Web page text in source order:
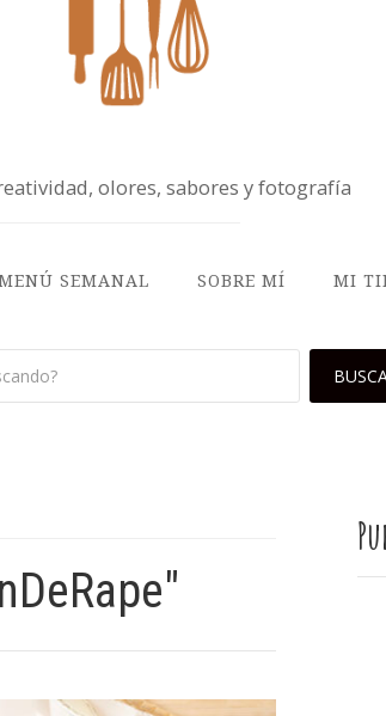
olores, sabores y fotografía
SEMANAL SOBRE MÍ MI